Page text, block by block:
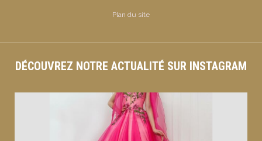
Plan du site
DÉCOUVREZ NOTRE ACTUALITÉ SUR INSTAGRAM